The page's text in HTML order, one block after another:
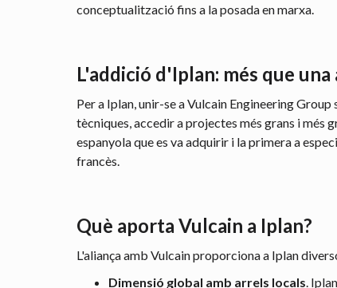
conceptualització fins a la posada en marxa.
L'addició d'Iplan: més que
Per a Iplan, unir-se a Vulcain Engineering
tècniques, accedir a projectes més grans i més
espanyola que es va adquirir i la primera a
francès.
Què aporta Vulcain a Iplan?
L'aliança amb Vulcain proporciona a Iplan
Dimensió global amb arrels locals.